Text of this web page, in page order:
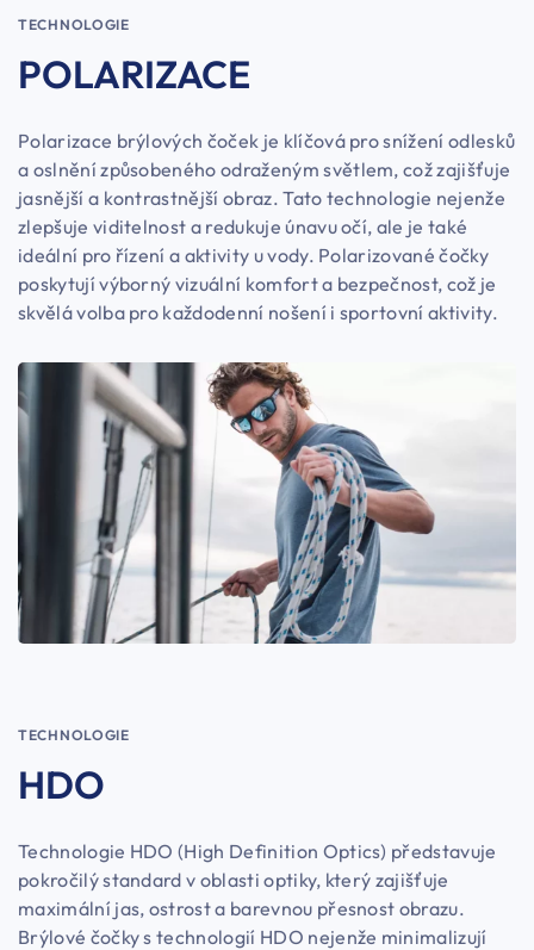
TECHNOLOGIE
POLARIZACE
Polarizace brýlových čoček je klíčová pro snížení odlesků
a oslnění způsobeného odraženým světlem, což zajišťuje
jasnější a kontrastnější obraz. Tato technologie nejenže
zlepšuje viditelnost a redukuje únavu očí, ale je také
ideální pro řízení a aktivity u vody. Polarizované čočky
poskytují výborný vizuální komfort a bezpečnost, což je
skvělá volba pro každodenní nošení i sportovní aktivity.
TECHNOLOGIE
HDO
Technologie HDO (High Definition Optics) představuje
pokročilý standard v oblasti optiky, který zajišťuje
maximální jas, ostrost a barevnou přesnost obrazu.
Brýlové čočky s technologií HDO nejenže minimalizují